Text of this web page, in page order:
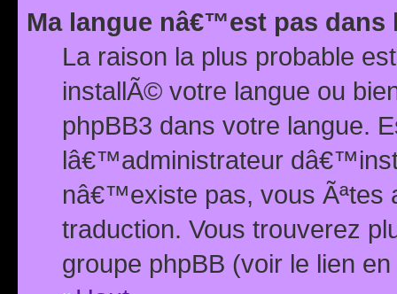
Ma langue nâ€™est pas dans
La raison la plus probable
installÃ© votre langue ou
phpBB3 dans votre langue.
lâ€™administrateur
nâ€™existe pas, vous Ãªtes
traduction. Vous trouverez
groupe phpBB (voir le lien